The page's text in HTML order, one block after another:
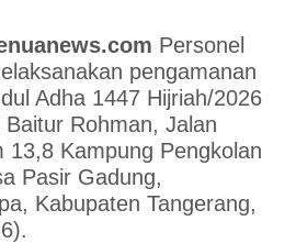
Personel
pengamanan
Adha 1447 Hijriah/2026
Rohman, Jalan
13,8 Kampung Pengkolan
Pasir Gadung,
Kabupaten Tangerang,